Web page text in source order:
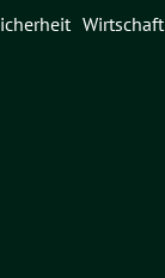
Wirtschaft